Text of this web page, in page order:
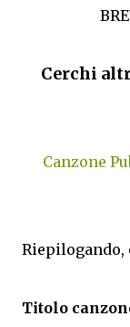
Cerchi
Canzone
Riepilogando,
Titolo